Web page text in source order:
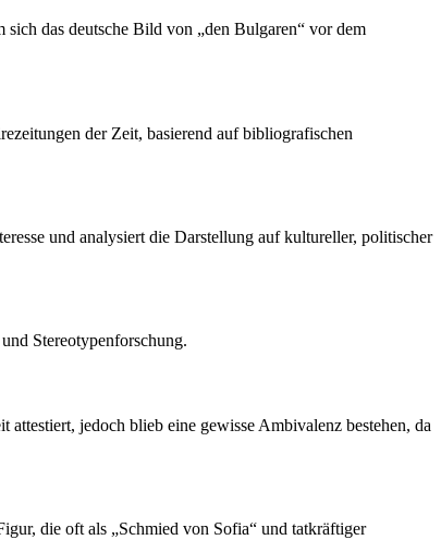
das deutsche Bild von „den Bulgaren“ vor dem
der Zeit, basierend auf bibliografischen
und analysiert die Darstellung auf kultureller, politischer
Stereotypenforschung.
jedoch blieb eine gewisse Ambivalenz bestehen, da
die oft als „Schmied von Sofia“ und tatkräftiger